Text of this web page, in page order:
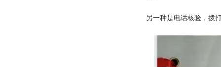
另一种是电话核验，拨